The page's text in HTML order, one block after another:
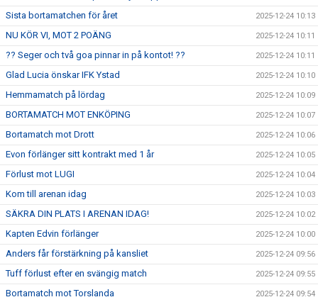
Sista bortamatchen för året 2025-12-24 10:13
NU KÖR VI, MOT 2 POÄNG 2025-12-24 10:11
?? Seger och två goa pinnar in på kontot! ?? 2025-12-24 10:11
Glad Lucia önskar IFK Ystad 2025-12-24 10:10
Hemmamatch på lördag 2025-12-24 10:09
BORTAMATCH MOT ENKÖPING 2025-12-24 10:07
Bortamatch mot Drott 2025-12-24 10:06
Evon förlänger sitt kontrakt med 1 år 2025-12-24 10:05
Förlust mot LUGI 2025-12-24 10:04
Kom till arenan idag 2025-12-24 10:03
SÄKRA DIN PLATS I ARENAN IDAG! 2025-12-24 10:02
Kapten Edvin förlänger 2025-12-24 10:00
Anders får förstärkning på kansliet 2025-12-24 09:56
Tuff förlust efter en svängig match 2025-12-24 09:55
Bortamatch mot Torslanda 2025-12-24 09:54